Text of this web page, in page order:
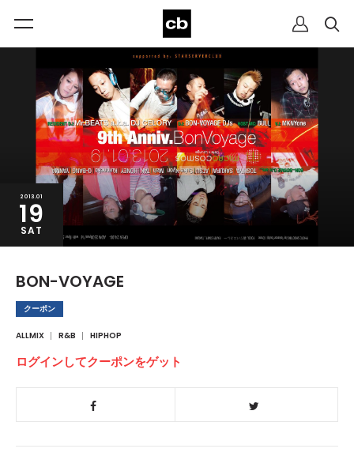
2013.01
19
SAT
BON-VOYAGE
クーポン
ALLMIX R&B HIPHOP
ログインしてクーポンをゲット